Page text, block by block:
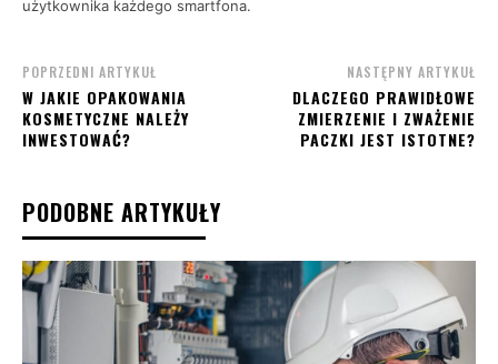
użytkownika każdego smartfona.
POPRZEDNI ARTYKUŁ
W JAKIE OPAKOWANIA
KOSMETYCZNE NALEŻY
INWESTOWAĆ?
NASTĘPNY ARTYKUŁ
DLACZEGO PRAWIDŁOWE
ZMIERZENIE I ZWAŻENIE
PACZKI JEST ISTOTNE?
PODOBNE ARTYKUŁY